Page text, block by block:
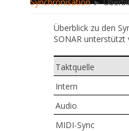
Überblick zu den
SONAR
Taktquelle
Intern
Audio
MIDI-Sync